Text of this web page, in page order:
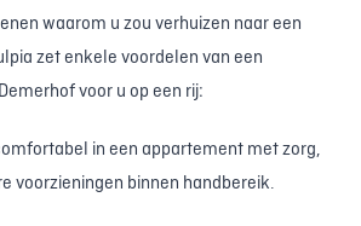
waarom u zou verhuizen naar een
zet enkele voordelen van een
voor u op een rij:
in een appartement met zorg,
voorzieningen binnen handbereik.